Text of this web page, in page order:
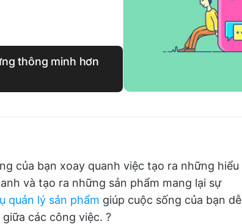
thông minh hơn
của bạn xoay quanh việc tạo ra những hiểu
và tạo ra những sản phẩm mang lại sự
quản lý sản phẩm giúp cuộc sống của bạn dễ
các công việc. ?